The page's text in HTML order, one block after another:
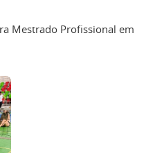
Mestrado Profissional em